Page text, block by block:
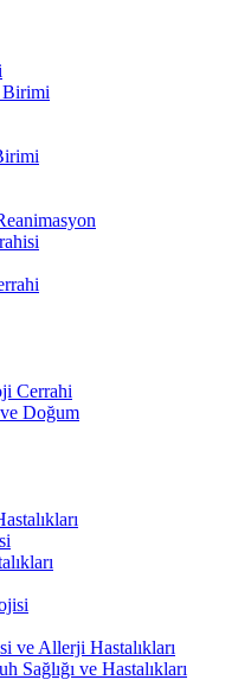
Birimi
Cerrahi
ve Doğum
ve Allerji Hastalıkları
Sağlığı ve Hastalıkları